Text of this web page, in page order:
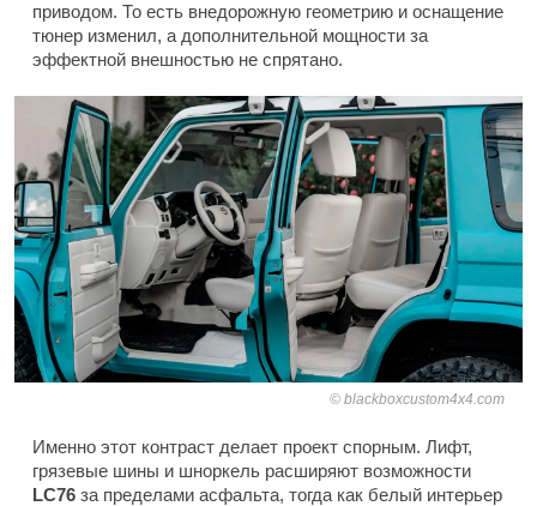
приводом. То есть внедорожную геометрию и оснащение
тюнер изменил, а дополнительной мощности за
эффектной внешностью не спрятано.
blackboxcustom4x4.com
Именно этот контраст делает проект спорным. Лифт,
грязевые шины и шноркель расширяют возможности
LC76 за пределами асфальта, тогда как белый интерьер